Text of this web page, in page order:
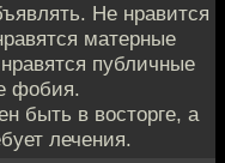
Не нравится
матерные
публичные
фобия.
быть в восторге, а
лечения.